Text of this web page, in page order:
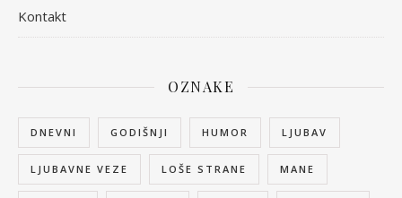
Kontakt
OZNAKE
DNEVNI GODIŠNJI HUMOR LJUBAV
LJUBAVNE VEZE LOŠE STRANE MANE